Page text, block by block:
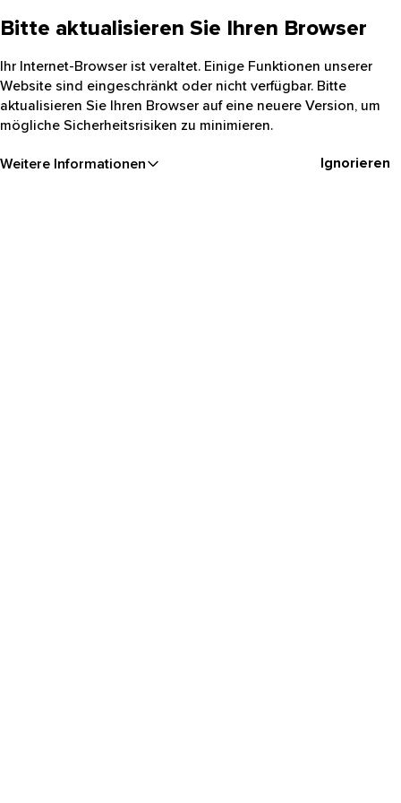
Bitte aktualisieren Sie Ihren Browser
Ihr Internet-Browser ist veraltet. Einige Funktionen unserer
Website sind eingeschränkt oder nicht verfügbar. Bitte
aktualisieren Sie Ihren Browser auf eine neuere Version, um
mögliche Sicherheitsrisiken zu minimieren.
Weitere Informationen Ignorieren